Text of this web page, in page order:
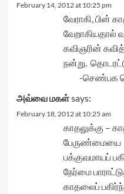
February 14, 2012 at 10:25 pm
வேராகி, பின்
வேறாகியதால்
கவிஞரின்
நன்று.
-செண்பக
அவ்வை மகள்says:
February 18, 2012 at 10:25 am
காதலுக்கு –
பேருண்மையை
பக்குவமாயப்
நேர்மை
காதலைப்